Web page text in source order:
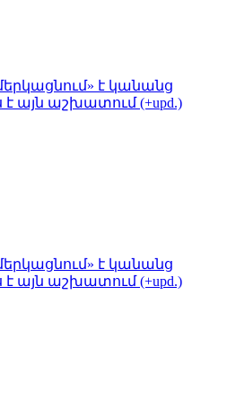
է կանանց
է այն աշխատում (+upd.)
է կանանց
է այն աշխատում (+upd.)